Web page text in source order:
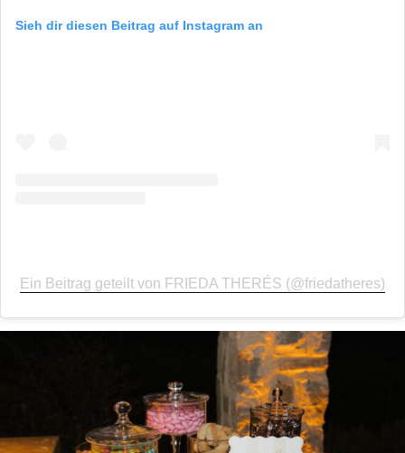
Sieh dir diesen Beitrag auf Instagram an
Ein Beitrag geteilt von FRIEDA THERÉS (@friedatheres)